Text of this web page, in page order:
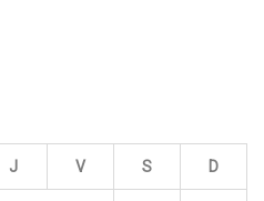
J V S D